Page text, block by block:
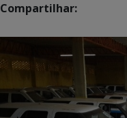
Compartilhar: